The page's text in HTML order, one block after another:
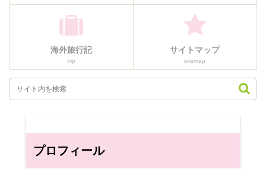
海外旅行記
trip
サイトマップ
sitemap
プロフィール